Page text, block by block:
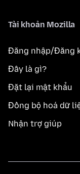
Tài khoản Mozilla
Đăng nhập/Đăng
Đây là gì?
Đặt lại mật khẩu
Đồng bộ hoá dữ
Nhận trợ giúp